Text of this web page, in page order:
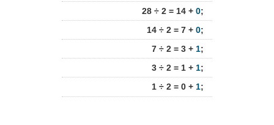
28 ÷ 2 = 14 + 0;
14 ÷ 2 = 7 + 0;
7 ÷ 2 = 3 + 1;
3 ÷ 2 = 1 + 1;
1 ÷ 2 = 0 + 1;